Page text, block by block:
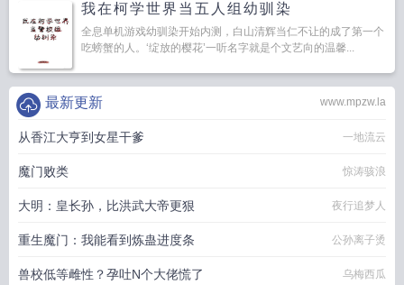
我在柯学世界当五人组幼驯染
全息单机游戏幼驯染开始内测，白山清辉当仁不让的成了第一个
吃螃蟹的人。‘绽放的樱花’一听名字就是个文艺向的温馨...
www.mpzw.la
最新更新
从香江大亨到女星干爹 一地流云
魔门败类 惊涛骇浪
大明：皇长孙，比洪武大帝更狠 夜行追梦人
重生魔门：我能看到炼蛊进度条 公孙离子烫
兽校低等雌性？孕吐N个大佬慌了 乌梅西瓜